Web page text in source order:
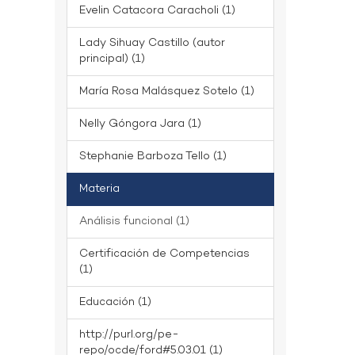
Evelin Catacora Caracholi (1)
Lady Sihuay Castillo (autor
principal) (1)
María Rosa Malásquez Sotelo (1)
Nelly Góngora Jara (1)
Stephanie Barboza Tello (1)
Materia
Análisis funcional (1)
Certificación de Competencias
(1)
Educación (1)
http://purl.org/pe-
repo/ocde/ford#5.03.01 (1)